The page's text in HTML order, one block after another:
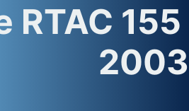
RTAC 155
2003